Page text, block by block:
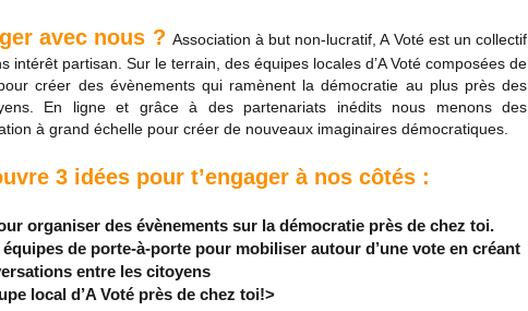
avec nous ? Association à but non-lucratif, A Voté est un collectif
intérêt partisan. Sur le terrain, des équipes locales d’A Voté composées de
créer des évènements qui ramènent la démocratie au plus près des
En ligne et grâce à des partenariats inédits nous menons des
à grand échelle pour créer de nouveaux imaginaires démocratiques.
3 idées pour t’engager à nos côtés :
organiser des évènements sur la démocratie près de chez toi.
de porte-à-porte pour mobiliser autour d’une vote en créant
entre les citoyens
local d’A Voté près de chez toi!>